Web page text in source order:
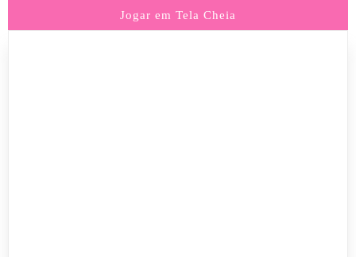
Jogar em Tela Cheia